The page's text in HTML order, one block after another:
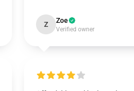
Z Zoe
Verified owner